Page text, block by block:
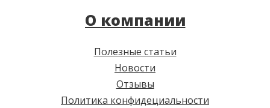
О компании
Полезные статьи
Новости
Отзывы
Политика конфидециальности